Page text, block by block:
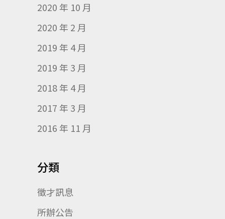
2020 年 10 月
2020 年 2 月
2019 年 4 月
2019 年 3 月
2018 年 4 月
2017 年 3 月
2016 年 11 月
分類
徵才訊息
所辦公告